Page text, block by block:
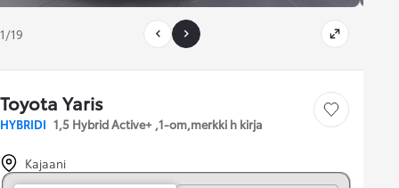
1/19
Toyota Yaris
HYBRIDI 1,5 Hybrid Active+ ,1-om,merkki h kirja
Tallenna auto
Kajaani